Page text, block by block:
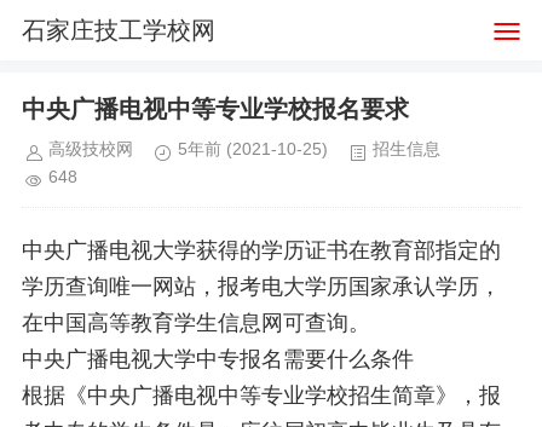
石家庄技工学校网
中央广播电视中等专业学校报名要求
高级技校网 5年前 (2021-10-25)
招生信息
648
中央广播电视大学获得的学历证书在教育部指定的
学历查询唯一网站，报考电大学历国家承认学历，
在中国高等教育学生信息网可查询。
中央广播电视大学中专报名需要什么条件
根据《中央广播电视中等专业学校招生简章》，报